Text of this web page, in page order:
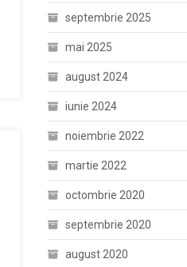
septembrie 2025
mai 2025
august 2024
iunie 2024
noiembrie 2022
martie 2022
octombrie 2020
septembrie 2020
august 2020